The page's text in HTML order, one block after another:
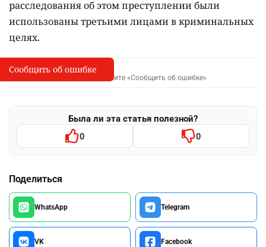
расследования об этом преступлении были
использованы третьими лицами в криминальных
целях.
I
Сообщить об опечатке
Выделите фрагмент и нажмите «Сообщить об ошибке»
Была ли эта статья полезной?
0 0
Поделиться
WhatsApp Telegram
VK Facebook
Сообщить об ошибке